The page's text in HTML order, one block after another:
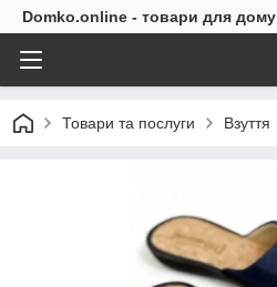
Domko.online - товари для дому
Товари та послуги Взуття